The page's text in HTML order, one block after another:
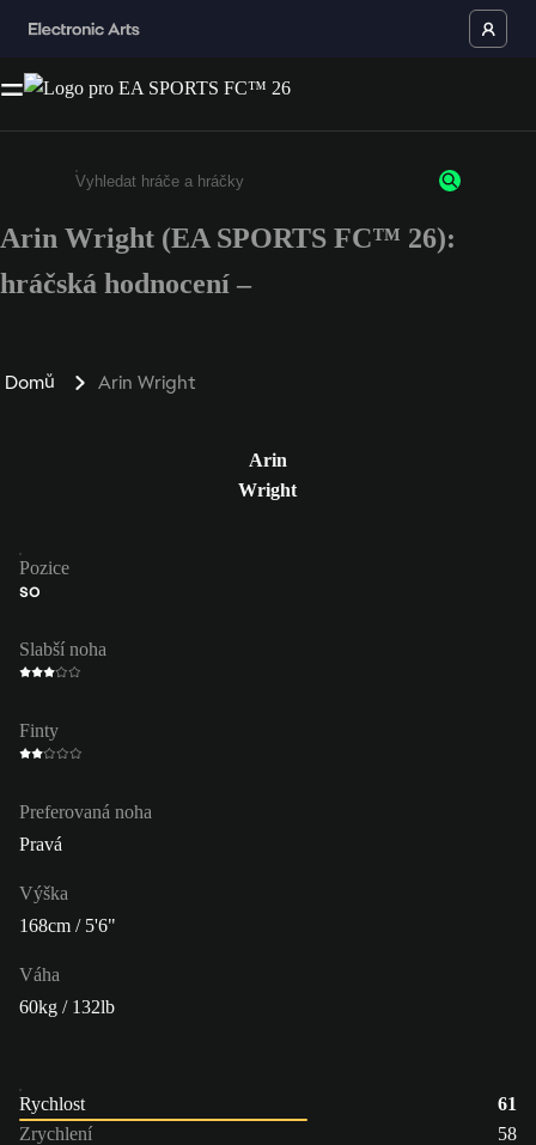
Enter a minimum of 3 characters or numbers
Arin Wright (EA SPORTS FC™ 26):
hráčská hodnocení –
Domů Arin Wright
Arin
Wright
Pozice
SO
Slabší noha
Finty
Preferovaná noha
Pravá
Výška
168cm / 5'6"
Váha
60kg / 132lb
Rychlost
61
Zrychlení
58